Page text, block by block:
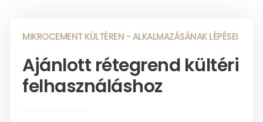
MIKROCEMENT KÜLTÉREN - ALKALMAZÁSÁNAK LÉPÉSEI
Ajánlott rétegrend kültéri
felhasználáshoz